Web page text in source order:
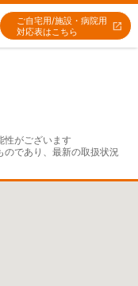
ご自宅用/施設・病院用
対応表はこちら
性がございます
のであり、最新の取扱状況